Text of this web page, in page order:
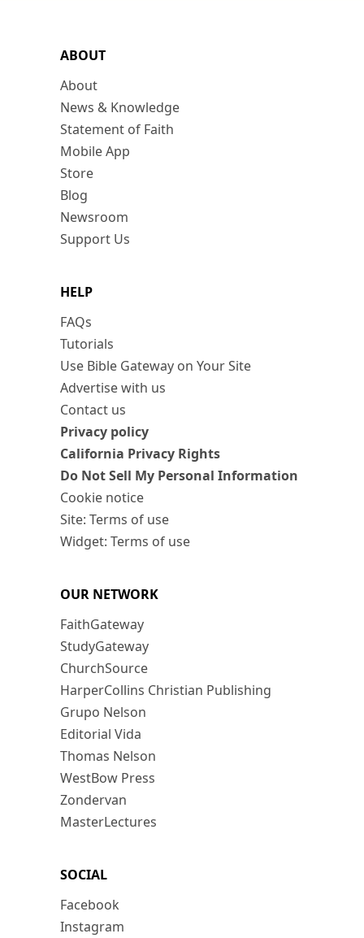
ABOUT
About
News & Knowledge
Statement of Faith
Mobile App
Store
Blog
Newsroom
Support Us
HELP
FAQs
Tutorials
Use Bible Gateway on Your Site
Advertise with us
Contact us
Privacy policy
California Privacy Rights
Do Not Sell My Personal Information
Cookie notice
Site: Terms of use
Widget: Terms of use
OUR NETWORK
FaithGateway
StudyGateway
ChurchSource
HarperCollins Christian Publishing
Grupo Nelson
Editorial Vida
Thomas Nelson
WestBow Press
Zondervan
MasterLectures
SOCIAL
Facebook
Instagram